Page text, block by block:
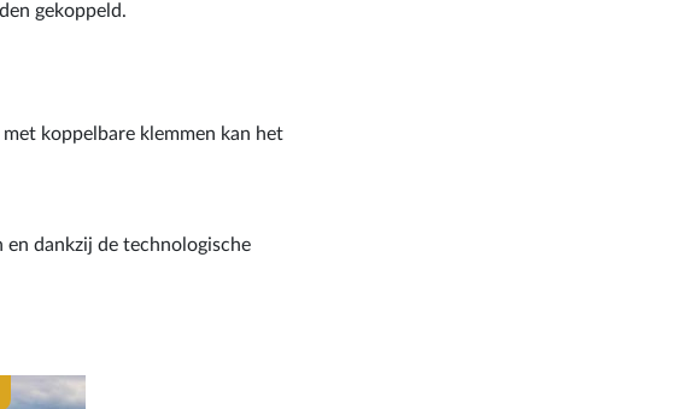
gekoppeld.
koppelbare klemmen kan het
dankzij de technologische